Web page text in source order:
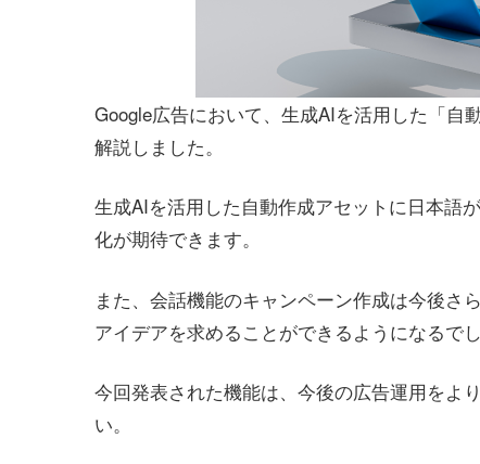
Google広告において、生成AIを活用した「自
解説しました。
生成AIを活用した自動作成アセットに日本語
化が期待できます。
また、会話機能のキャンペーン作成は今後さ
アイデアを求めることができるようになるでし
今回発表された機能は、今後の広告運用をよ
い。